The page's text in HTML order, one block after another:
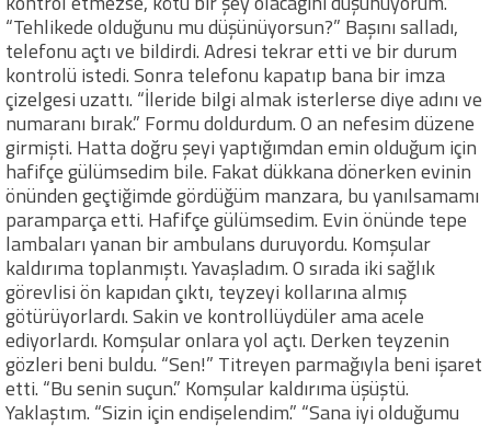
“Tehlikede olduğunu mu düşünüyorsun?” Başını salladı,
telefonu açtı ve bildirdi. Adresi tekrar etti ve bir durum
kontrolü istedi. Sonra telefonu kapatıp bana bir imza
çizelgesi uzattı. “İleride bilgi almak isterlerse diye adını ve
numaranı bırak.” Formu doldurdum. O an nefesim düzene
girmişti. Hatta doğru şeyi yaptığımdan emin olduğum için
hafifçe gülümsedim bile. Fakat dükkana dönerken evinin
önünden geçtiğimde gördüğüm manzara, bu yanılsamamı
paramparça etti. Hafifçe gülümsedim. Evin önünde tepe
lambaları yanan bir ambulans duruyordu. Komşular
kaldırıma toplanmıştı. Yavaşladım. O sırada iki sağlık
görevlisi ön kapıdan çıktı, teyzeyi kollarına almış
götürüyorlardı. Sakin ve kontrollüydüler ama acele
ediyorlardı. Komşular onlara yol açtı. Derken teyzenin
gözleri beni buldu. “Sen!” Titreyen parmağıyla beni işaret
etti. “Bu senin suçun.” Komşular kaldırıma üşüştü.
Yaklaştım. “Sizin için endişelendim.” “Sana iyi olduğumu